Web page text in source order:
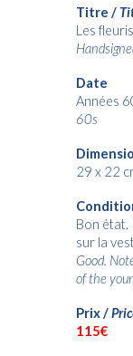
Titre /
Les
Date
Années
60s
29 x 22
Bon état.
sur la
Good.
of the
Prix /
115€